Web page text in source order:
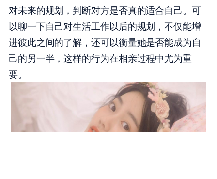
对未来的规划，判断对方是否真的适合自己。可
以聊一下自己对生活工作以后的规划，不仅能增
进彼此之间的了解，还可以衡量她是否能成为自
己的另一半，这样的行为在相亲过程中尤为重
要。